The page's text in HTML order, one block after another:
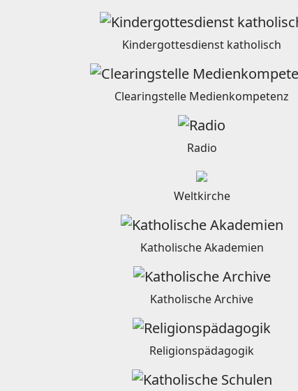
Kindergottesdienst katholisch
Clearingstelle Medienkompetenz
Radio
Weltkirche
Katholische Akademien
Katholische Archive
Religionspädagogik